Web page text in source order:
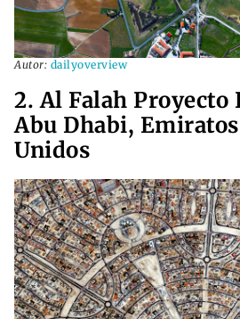
Autor: dailyoverview
2. Al Falah Proyecto
Abu Dhabi,
Unidos